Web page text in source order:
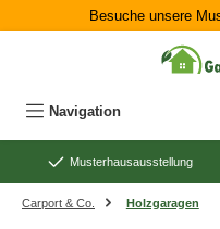
Zum Hauptinhalt springen
Besuche unsere
Navigation
Musterhausausstellung
Carport & Co. Holzgaragen